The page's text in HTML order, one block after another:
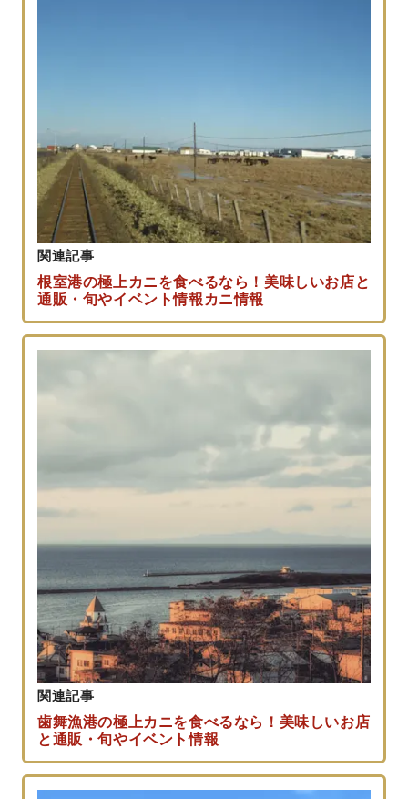
関連記事
根室港の極上カニを食べるなら！美味しいお店と
通販・旬やイベント情報カニ情報
関連記事
歯舞漁港の極上カニを食べるなら！美味しいお店
と通販・旬やイベント情報